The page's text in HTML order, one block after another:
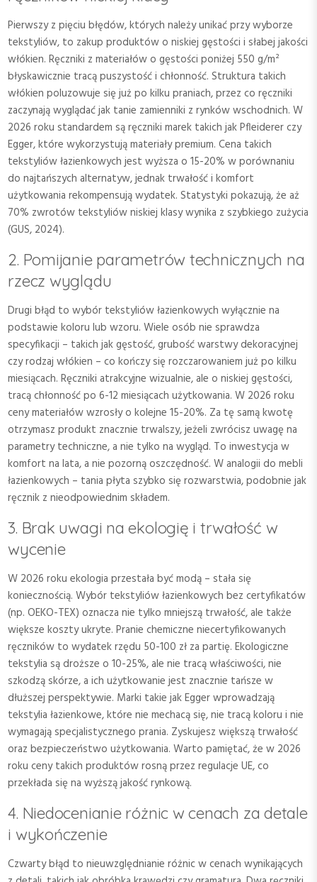
Pierwszy z pięciu błędów, których należy unikać przy wyborze
tekstyliów, to zakup produktów o niskiej gęstości i słabej jakości
włókien. Ręczniki z materiałów o gęstości poniżej 550 g/m²
błyskawicznie tracą puszystość i chłonność. Struktura takich
włókien poluzowuje się już po kilku praniach, przez co ręczniki
zaczynają wyglądać jak tanie zamienniki z rynków wschodnich. W
2026 roku standardem są ręczniki marek takich jak Pfleiderer czy
Egger, które wykorzystują materiały premium. Cena takich
tekstyliów łazienkowych jest wyższa o 15-20% w porównaniu
do najtańszych alternatyw, jednak trwałość i komfort
użytkowania rekompensują wydatek. Statystyki pokazują, że aż
70% zwrotów tekstyliów niskiej klasy wynika z szybkiego zużycia
(GUS, 2024).
2. Pomijanie parametrów technicznych na
rzecz wyglądu
Drugi błąd to wybór tekstyliów łazienkowych wyłącznie na
podstawie koloru lub wzoru. Wiele osób nie sprawdza
specyfikacji – takich jak gęstość, grubość warstwy dekoracyjnej
czy rodzaj włókien – co kończy się rozczarowaniem już po kilku
miesiącach. Ręczniki atrakcyjne wizualnie, ale o niskiej gęstości,
tracą chłonność po 6-12 miesiącach użytkowania. W 2026 roku
ceny materiałów wzrosły o kolejne 15-20%. Za tę samą kwotę
otrzymasz produkt znacznie trwalszy, jeżeli zwrócisz uwagę na
parametry techniczne, a nie tylko na wygląd. To inwestycja w
komfort na lata, a nie pozorną oszczędność. W analogii do mebli
łazienkowych – tania płyta szybko się rozwarstwia, podobnie jak
ręcznik z nieodpowiednim składem.
3. Brak uwagi na ekologię i trwałość w
wycenie
W 2026 roku ekologia przestała być modą – stała się
koniecznością. Wybór tekstyliów łazienkowych bez certyfikatów
(np. OEKO-TEX) oznacza nie tylko mniejszą trwałość, ale także
większe koszty ukryte. Pranie chemiczne niecertyfikowanych
ręczników to wydatek rzędu 50-100 zł za partię. Ekologiczne
tekstylia są droższe o 10-25%, ale nie tracą właściwości, nie
szkodzą skórze, a ich użytkowanie jest znacznie tańsze w
dłuższej perspektywie. Marki takie jak Egger wprowadzają
tekstylia łazienkowe, które nie mechacą się, nie tracą koloru i nie
wymagają specjalistycznego prania. Zyskujesz większą trwałość
oraz bezpieczeństwo użytkowania. Warto pamiętać, że w 2026
roku ceny takich produktów rosną przez regulacje UE, co
przekłada się na wyższą jakość rynkową.
4. Niedocenianie różnic w cenach za detale
i wykończenie
Czwarty błąd to nieuwzględnianie różnic w cenach wynikających